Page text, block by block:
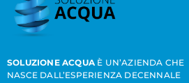
SOLUZIONE ACQUAÈ UN’AZIENDA CHE
NASCE DALL’ESPERIENZA DECENNALE